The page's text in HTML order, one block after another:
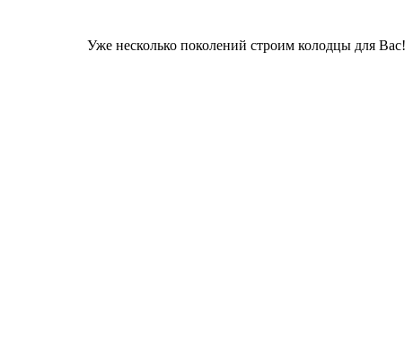
Уже несколько поколений строим колодцы для Вас!